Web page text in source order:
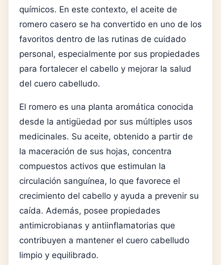
químicos. En este contexto, el aceite de
romero casero se ha convertido en uno de los
favoritos dentro de las rutinas de cuidado
personal, especialmente por sus propiedades
para fortalecer el cabello y mejorar la salud
del cuero cabelludo.
El romero es una planta aromática conocida
desde la antigüedad por sus múltiples usos
medicinales. Su aceite, obtenido a partir de
la maceración de sus hojas, concentra
compuestos activos que estimulan la
circulación sanguínea, lo que favorece el
crecimiento del cabello y ayuda a prevenir su
caída. Además, posee propiedades
antimicrobianas y antiinflamatorias que
contribuyen a mantener el cuero cabelludo
limpio y equilibrado.